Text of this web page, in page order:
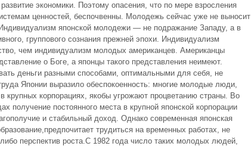
экономики. Поэтому опасения, что по мере взросления
ценностей, беспочвенны. Молодежь сейчас уже не выносит
Индивидуализм японской молодежи — не подражание Западу, а в
группового сознания прежней эпохи. Индивидуализм
чем индивидуализм молодых американцев. Американцы
о Боге, а японцы такого представления неимеют.
деньги разными способами, оптимальными для себя, не
Японии выразило обеспокоенность: многие молодые люди,
крупных корпорациях, якобы угрожают процветанию страны. Во
получение постоянного места в крупной японской корпорации
и стабильный доход. Однако современная японская
трудиться на временных работах, не
перспектив роста.С 1982 года число таких молодых людей,